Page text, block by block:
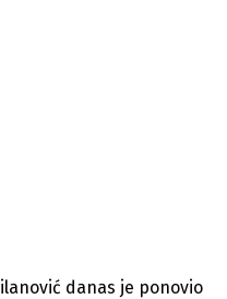
danas je ponovio